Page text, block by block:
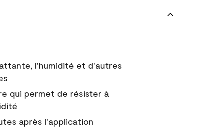
l'humidité et d'autres
qui permet de résister à
après l'application